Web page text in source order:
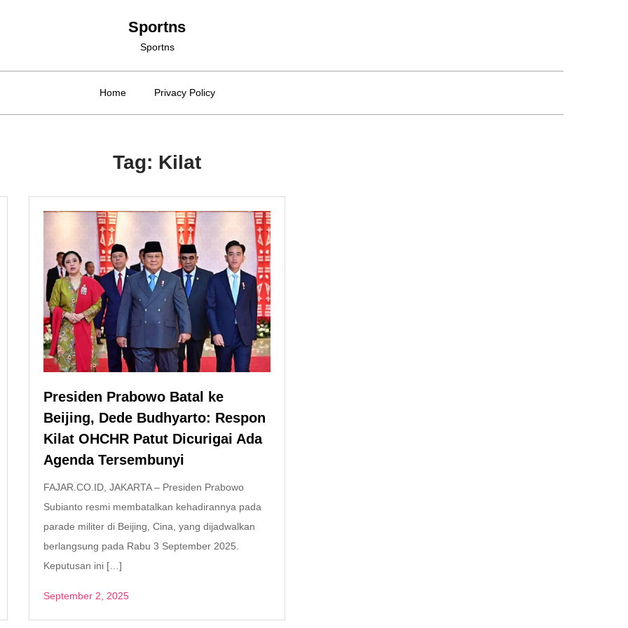
Sportns
Sportns
Home Privacy Policy
Tag: Kilat
Presiden Prabowo Batal ke
Beijing, Dede Budhyarto: Respon
Kilat OHCHR Patut Dicurigai Ada
Agenda Tersembunyi
FAJAR.CO.ID, JAKARTA – Presiden Prabowo
Subianto resmi membatalkan kehadirannya pada
parade militer di Beijing, Cina, yang dijadwalkan
berlangsung pada Rabu 3 September 2025.
Keputusan ini […]
September 2, 2025